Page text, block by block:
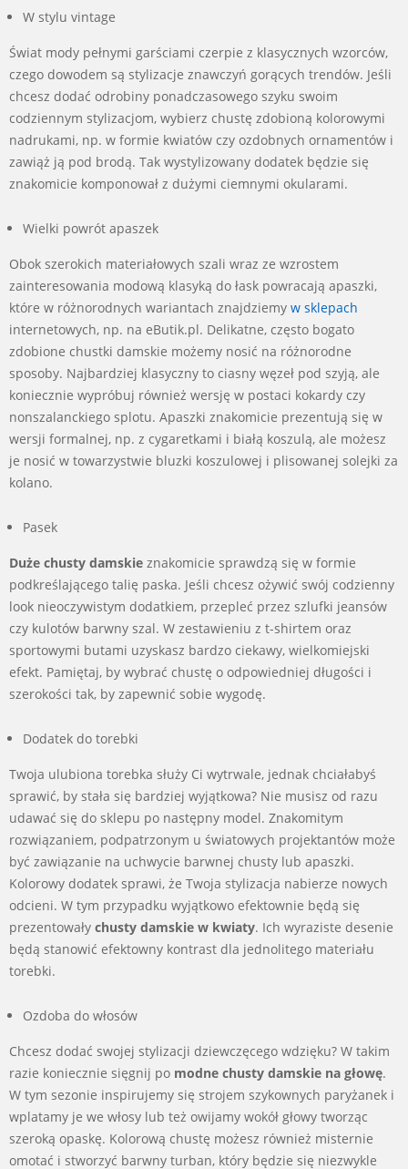
W stylu vintage
Świat mody pełnymi garściami czerpie z klasycznych wzorców,
czego dowodem są stylizacje znawczyń gorących trendów. Jeśli
chcesz dodać odrobiny ponadczasowego szyku swoim
codziennym stylizacjom, wybierz chustę zdobioną kolorowymi
nadrukami, np. w formie kwiatów czy ozdobnych ornamentów i
zawiąż ją pod brodą. Tak wystylizowany dodatek będzie się
znakomicie komponował z dużymi ciemnymi okularami.
Wielki powrót apaszek
Obok szerokich materiałowych szali wraz ze wzrostem
zainteresowania modową klasyką do łask powracają apaszki,
które w różnorodnych wariantach znajdziemy w sklepach
internetowych, np. na eButik.pl. Delikatne, często bogato
zdobione chustki damskie możemy nosić na różnorodne
sposoby. Najbardziej klasyczny to ciasny węzeł pod szyją, ale
koniecznie wypróbuj również wersję w postaci kokardy czy
nonszalanckiego splotu. Apaszki znakomicie prezentują się w
wersji formalnej, np. z cygaretkami i białą koszulą, ale możesz
je nosić w towarzystwie bluzki koszulowej i plisowanej solejki za
kolano.
Pasek
Duże chusty damskie znakomicie sprawdzą się w formie
podkreślającego talię paska. Jeśli chcesz ożywić swój codzienny
look nieoczywistym dodatkiem, przepleć przez szlufki jeansów
czy kulotów barwny szal. W zestawieniu z t-shirtem oraz
sportowymi butami uzyskasz bardzo ciekawy, wielkomiejski
efekt. Pamiętaj, by wybrać chustę o odpowiedniej długości i
szerokości tak, by zapewnić sobie wygodę.
Dodatek do torebki
Twoja ulubiona torebka służy Ci wytrwale, jednak chciałabyś
sprawić, by stała się bardziej wyjątkowa? Nie musisz od razu
udawać się do sklepu po następny model. Znakomitym
rozwiązaniem, podpatrzonym u światowych projektantów może
być zawiązanie na uchwycie barwnej chusty lub apaszki.
Kolorowy dodatek sprawi, że Twoja stylizacja nabierze nowych
odcieni. W tym przypadku wyjątkowo efektownie będą się
prezentowały chusty damskie w kwiaty. Ich wyraziste desenie
będą stanowić efektowny kontrast dla jednolitego materiału
torebki.
Ozdoba do włosów
Chcesz dodać swojej stylizacji dziewczęcego wdzięku? W takim
razie koniecznie sięgnij po modne chusty damskie na głowę.
W tym sezonie inspirujemy się strojem szykownych paryżanek i
wplatamy je we włosy lub też owijamy wokół głowy tworząc
szeroką opaskę. Kolorową chustę możesz również misternie
omotać i stworzyć barwny turban, który będzie się niezwykle